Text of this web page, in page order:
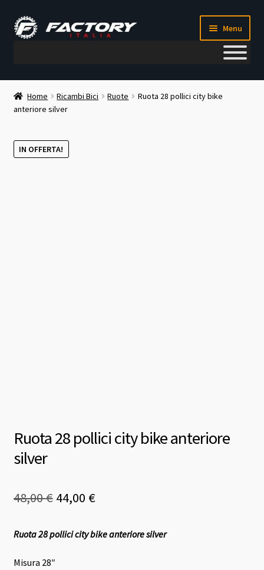
Vai
alla
Vai
al
Menu
Il mio account
Metodi di pagamento
Chi siamo
Home Ricambi Bici Ruote
Ruota 28 pollici city bike
anteriore silver
IN OFFERTA!
Ruota 28 pollici city bike anteriore
silver
48,00€ Il
originale
44,00 €Il
attuale
Ruota 28 pollici city bike anteriore silver
Misura 28″